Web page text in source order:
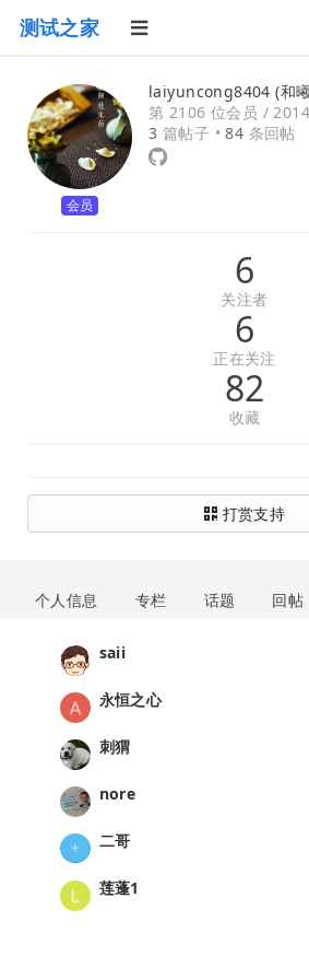
测试之家
会员
laiyuncong8404 (和
第 2106 位会员 /
3 篇帖子 •84 条回帖
6
关注者
6
正在关注
82
收藏
打赏支持
个人信息 专栏 话题 回帖
saii
永恒之心
刺猬
nore
二哥
莲蓬1